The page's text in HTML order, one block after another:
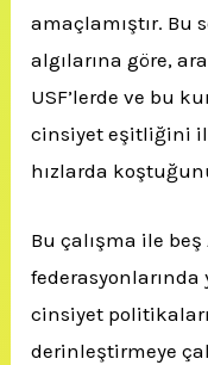
amaçlamıştır. Bu
algılarına göre,
USF’lerde ve bu
cinsiyet eşitliğini
hızlarda
Bu çalışma ile
cinsiyet
derinleştirmeye